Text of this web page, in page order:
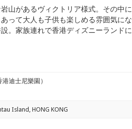
山があるヴィクトリア様式。その中に
って大人も子供も楽しめる雰囲気にな
。家族連れで香港ディズニーランドに
迪士尼樂園）
Island, HONG KONG